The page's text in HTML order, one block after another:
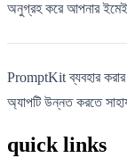
অনুগ্রহ করে আপনার
PromptKit ব্যবহার
অ্যাপটি উন্নত করতে
quick links